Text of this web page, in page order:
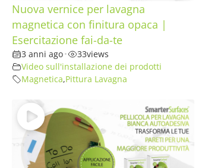
Nuova vernice per lavagna
magnetica con finitura opaca |
Esercitazione fai-da-te
3 anni ago• 33views
Video sull'installazione dei prodotti
Magnetica,Pittura Lavagna